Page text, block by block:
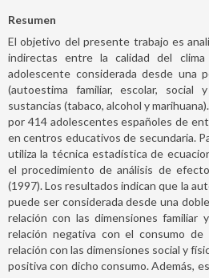
Resumen
El objetivo del presente trabajo es
indirectas entre la calidad del
adolescente considerada desde una
(autoestima familiar, escolar,
sustancias (tabaco, alcohol y
por 414 adolescentes españoles de
en centros educativos de secundaria.
utiliza la técnica estadística de
el procedimiento de análisis de
(1997). Los resultados indican que la
puede ser considerada desde una
relación con las dimensiones familiar
relación negativa con el consumo
relación con las dimensiones social y
positiva con dicho consumo. Además,